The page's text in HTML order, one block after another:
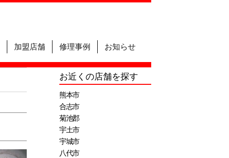
加盟店舗 修理事例 お知らせ
お近くの店舗を探す
熊本市
合志市
菊池郡
宇土市
宇城市
八代市